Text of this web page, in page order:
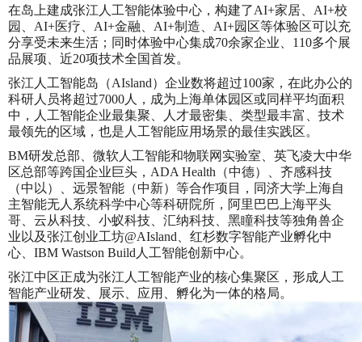
在岛上建成张江人工智能体验中心，构建了AI+家居、AI+校
园、AI+医疗、AI+金融、AI+制造、AI+园区等体验区可以充
分享受未来生活；同时体验中心集成70余家企业、110多个展
品展项、近20项技术全国首发。
张江人工智能岛（AIsland）企业数将超过100家，在此办公的
科研人员将超过7000人，成为上海单体园区或同样平均面积
中，人工智能企业最集聚、人才最密集、类型最丰富、技术
最领先的区域，也是人工智能应用场景的最佳实践区。
BM研发总部、微软人工智能和物联网实验室、英飞凌大中华
区总部等跨国企业巨头，ADA Health（中德）、齐感科技
（中以）、远景智能（中新）等合作项目，同济大学上海自
主智能无人系统科学中心等科研院所，阿里巴巴上海平头
哥、云从科技、小蚁科技、汇纳科技、黑瞳科技等独角兽企
业以及张江创业工坊@AIsland、红杉数字智能产业孵化中
心、IBM Wastson Build人工智能创新中心。
张江中区正成为张江人工智能产业的核心集聚区，形成人工
智能产业研发、展示、应用、孵化为一体的格局。